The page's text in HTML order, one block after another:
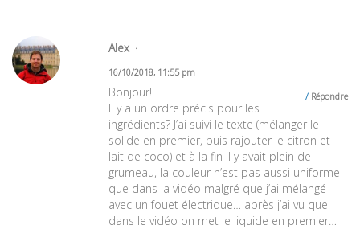
Alex
16/10/2018, 11:55 pm
Répondre
Bonjour!
Il y a un ordre précis pour les
ingrédients? J’ai suivi le texte (mélanger le
solide en premier, puis rajouter le citron et
lait de coco) et à la fin il y avait plein de
grumeau, la couleur n’est pas aussi uniforme
que dans la vidéo malgré que j’ai mélangé
avec un fouet électrique… après j’ai vu que
dans le vidéo on met le liquide en premier…